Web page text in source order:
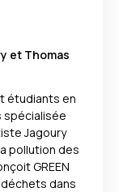
et Thomas
étudiants en
spécialisée
Jagoury
pollution des
GREEN
dans